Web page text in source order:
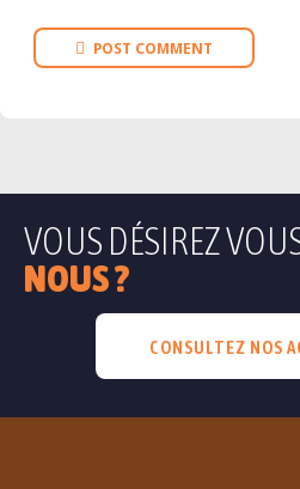
POST COMMENT
VOUS DÉSIREZ
NOUS ?
CONSULTEZ NOS